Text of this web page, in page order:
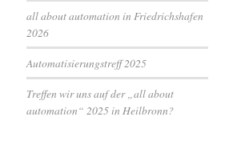
all about automation in Friedrichshafen
2026
Automatisierungstreff 2025
Treffen wir uns auf der „all about
automation“ 2025 in Heilbronn?